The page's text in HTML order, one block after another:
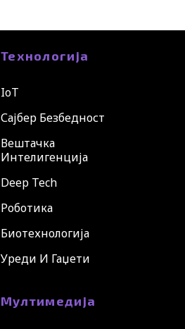
Технологија
IoT
Сајбер Безбедност
Вештачка
Интелигенција
Deep Tech
Роботика
Биотехнологија
Уреди И Гаџети
Мултимедија